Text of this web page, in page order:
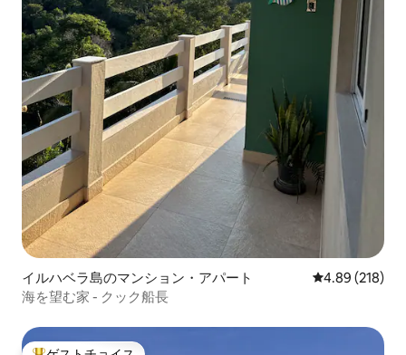
イルハベラ島のマンション・アパート レビュー218
4.89 (218)
海を望む家 - クック船長